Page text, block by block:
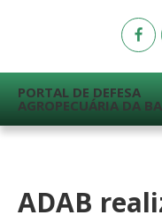
PORTAL DE DEFESA
AGROPECUÁRIA DA
ADAB